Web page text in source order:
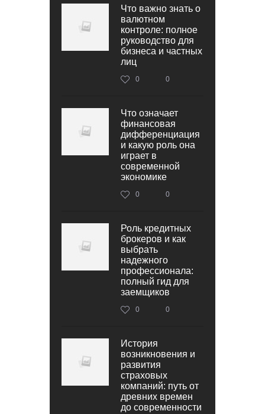
Что важно знать о
валютном
контроле: полное
руководство для
бизнеса и частных
лиц
0 0
Что означает
финансовая
дифференциация
и какую роль она
играет в
современной
экономике
0 0
Роль кредитных
брокеров и как
выбрать
надежного
профессионала:
полный гид для
заемщиков
0 0
История
возникновения и
развития
страховых
компаний: путь от
древних времен
до современности